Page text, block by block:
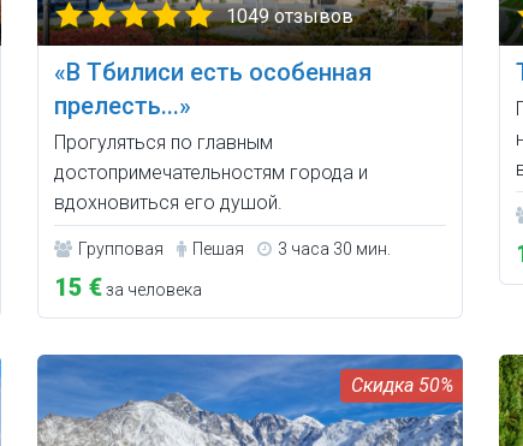
1049 отзывов
«В Тбилиси есть особенная
прелесть...»
Прогуляться по главным
достопримечательностям города и
вдохновиться его душой.
Групповая Пешая 3 часа 30 мин.
15 €за человека
50%